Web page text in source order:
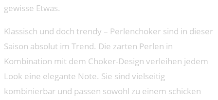
gewisse Etwas.
Klassisch und doch trendy – Perlenchoker sind in dieser
Saison absolut im Trend. Die zarten Perlen in
Kombination mit dem Choker-Design verleihen jedem
Look eine elegante Note. Sie sind vielseitig
kombinierbar und passen sowohl zu einem schicken